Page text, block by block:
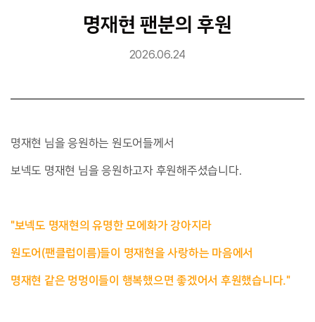
명재현 팬분의 후원
2026.06.24
명재현 님을 응원하는 원도어들께서
보넥도 명재현 님을 응원하고자 후원해주셨습니다.
"보넥도 명재현의 유명한 모에화가 강아지라
원도어(팬클럽이름)들이 명재현을 사랑하는 마음에서
명재현 같은 멍멍이들이 행복했으면 좋겠어서 후원했습니다."